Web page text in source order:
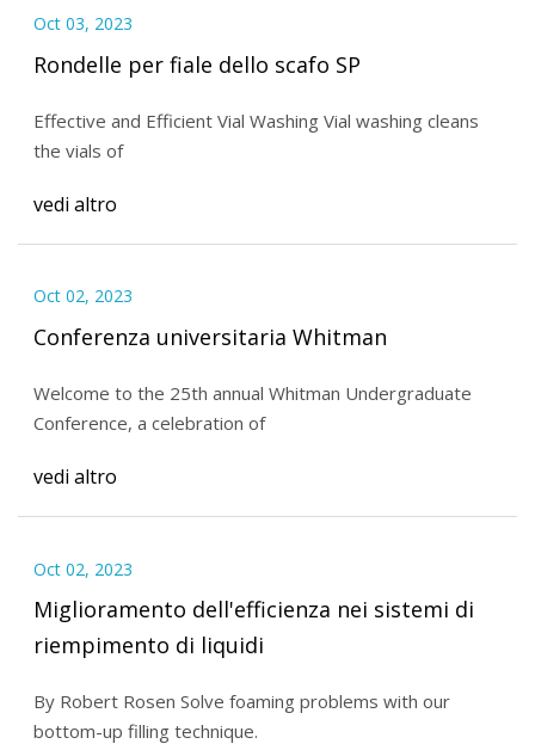
Oct 03, 2023
Rondelle per fiale dello scafo SP
Effective and Efficient Vial Washing Vial washing cleans
the vials of
vedi altro
Oct 02, 2023
Conferenza universitaria Whitman
Welcome to the 25th annual Whitman Undergraduate
Conference, a celebration of
vedi altro
Oct 02, 2023
Miglioramento dell'efficienza nei sistemi di
riempimento di liquidi
By Robert Rosen Solve foaming problems with our
bottom-up filling technique.